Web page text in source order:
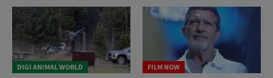
DIGI ANIMAL WORLD FILM NOW